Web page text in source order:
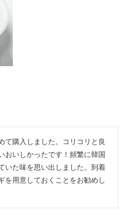
て購入しました。コリコリと良
おいしかったです！頻繁に韓国
いた味を思い出しました。到着
を用意しておくことをお勧めし